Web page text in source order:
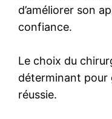
d’améliorer son
confiance.
Le choix du
déterminant pour
réussie.